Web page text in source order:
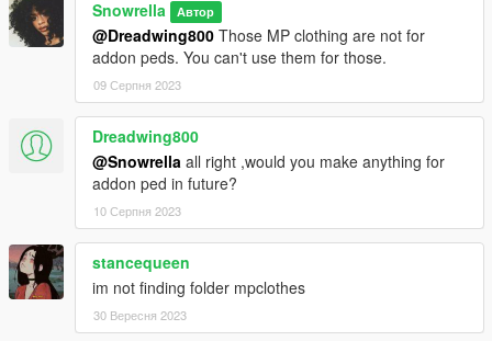
Snowrella Автор
@Dreadwing800 Those MP clothing are not for
addon peds. You can't use them for those.
09 Серпня 2023
Dreadwing800
@Snowrella all right ,would you make anything for
addon ped in future?
10 Серпня 2023
stancequeen
im not finding folder mpclothes
30 Вересня 2023